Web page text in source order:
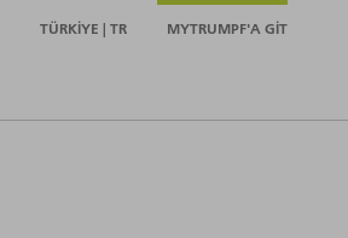
TÜRKIYE | TR MYTRUMPF'A GIT